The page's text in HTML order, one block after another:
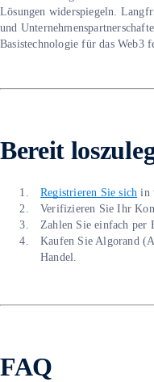
Lösungen widerspiegeln.
und
Basistechnologie für das Web3
Bereit
Registrieren Sie sich in
Verifizieren Sie Ihr
Zahlen Sie einfach per
Kaufen Sie Algorand
Handel.
FAQ